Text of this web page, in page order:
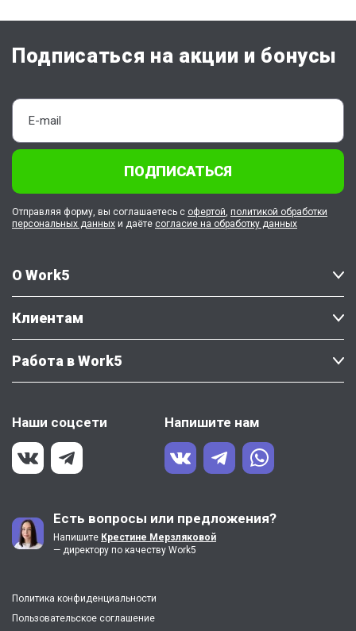
О Work5
Клиентам
Работа в Work5
Наши соцсети Напишите нам
Есть вопросы или предложения?
Напишите Крестине Мерзляковой
— директору по качеству Work5
Политика конфиденциальности
Пользовательское соглашение
Подписаться на акции и бонусы
ПОДПИСАТЬСЯ
Отправляя форму, вы соглашаетесь с офертой, политикой обработки
персональных данных и даёте согласие на обработку данных